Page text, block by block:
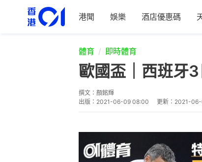
港聞 娛樂 酒店優惠碼
體育 即時體育
歐國盃｜西班牙
撰文： 顏銘輝
出版： 2021-06-09 08:00 更新： 2021-06-